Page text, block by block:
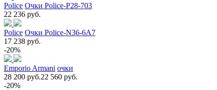
Police Очки Police-P28-703
22 236 руб.
Police Очки Police-N36-6A7
17 238 руб.
-20%
Emporio Armani очки
28 200 руб.22 560 руб.
-20%